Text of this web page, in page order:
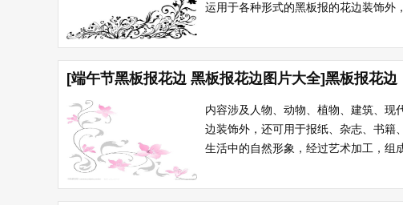
运用于各种形式的黑板报的花边装饰外
[端午节黑板报花边 黑板报花边图片大全]黑板报花边
内容涉及人物、动物、植物、建筑、现
边装饰外，还可用于报纸、杂志、书籍
生活中的自然形象，经过艺术加工，组